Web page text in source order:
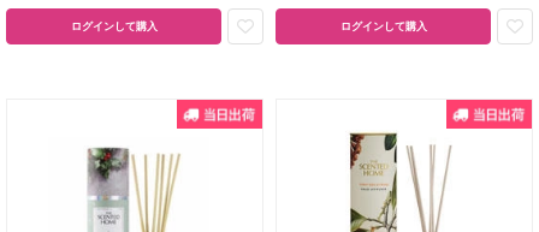
ログインして購入 ログインして購入